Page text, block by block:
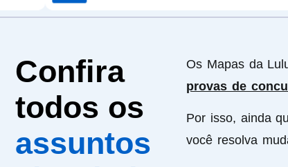
Confira
todos os
assuntos
Os Mapas da
provas de
Por isso, ainda
você resolva